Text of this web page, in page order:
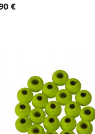
€